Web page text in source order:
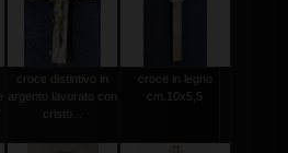
croce distintivo in
argento lavorato con
cristo...
croce in legno
cm.10x5,5